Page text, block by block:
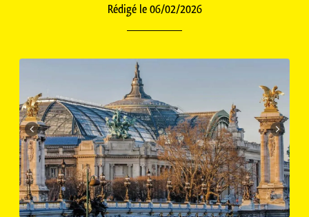
Rédigé le 06/02/2026